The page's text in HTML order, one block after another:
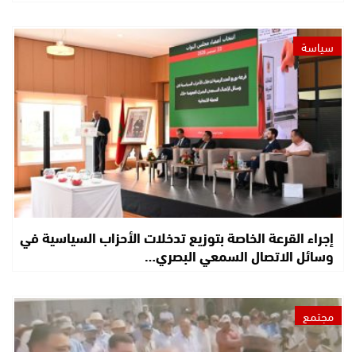
سياسة
إجراء القرعة الخاصة بتوزيع تدخلات الأحزاب السياسية في
وسائل الاتصال السمعي البصري…
مجتمع